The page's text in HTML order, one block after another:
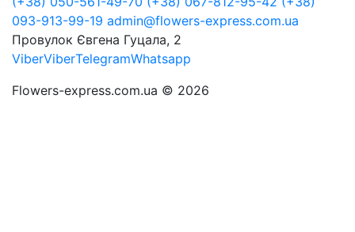
093-913-99-19 admin@flowers-express.com.ua
Провулок Євгена Гуцала, 2
ViberViberTelegramWhatsapp
Flowers-express.com.ua © 2026